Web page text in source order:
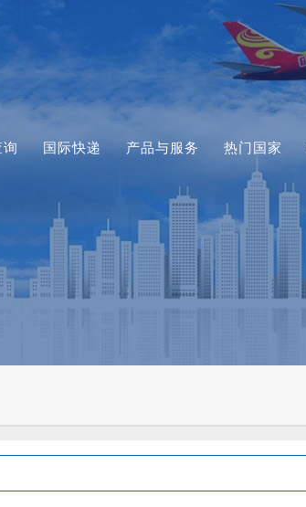
国际快递 产品与服务 热门国家